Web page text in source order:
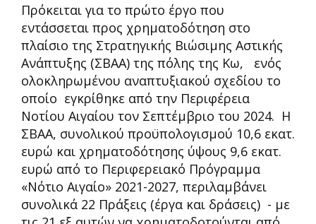
Πρόκειται για το πρώτο έργο που
εντάσσεται προς χρηματοδότηση στο
πλαίσιο της Στρατηγικής Βιώσιμης Αστικής
Ανάπτυξης (ΣΒΑΑ) της πόλης της Κω, ενός
ολοκληρωμένου αναπτυξιακού σχεδίου το
οποίο εγκρίθηκε από την Περιφέρεια
Νοτίου Αιγαίου τον Σεπτέμβριο του 2024. Η
ΣΒΑΑ, συνολικού προϋπολογισμού 10,6 εκατ.
ευρώ και χρηματοδότησης ύψους 9,6 εκατ.
ευρώ από το Περιφερειακό Πρόγραμμα
«Νότιο Αιγαίο» 2021-2027, περιλαμβάνει
συνολικά 22 Πράξεις (έργα και δράσεις) - με